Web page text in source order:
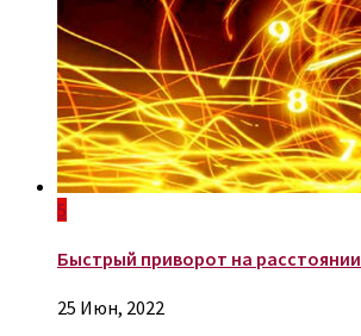
5
Быстрый приворот на расстоянии
25 Июн, 2022